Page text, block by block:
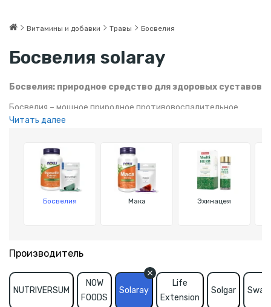
Витамины и добавки Травы Босвелия
Босвелия solaray
Босвелия: природное средство для здоровых суставов
Босвелия – мощное природное противовоспалительное
средство, которое помогает снижать боль в суставах,
опорно-двигательного аппарата. Добавка является
эффективной для восстановления после физических
нагрузок и профилактики заболеваний суставов.
Читать далее
Мака Эхинацея
Босвелия
Производитель
NUTRIVERSUM
NOW
FOODS
Solaray
Life
Extension
Solgar